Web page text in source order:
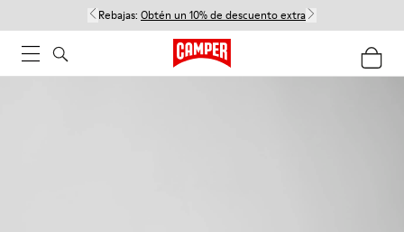
Rebajas: Obtén un 10% de descuento extra